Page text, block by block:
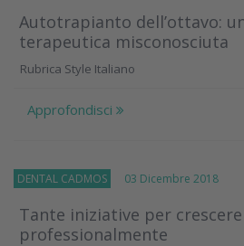
Autotrapianto dell’ottavo:
terapeutica misconosciuta
Rubrica Style Italiano
Approfondisci
DENTAL CADMOS 03 Dicembre 2018
Tante iniziative per crescere
professionalmente